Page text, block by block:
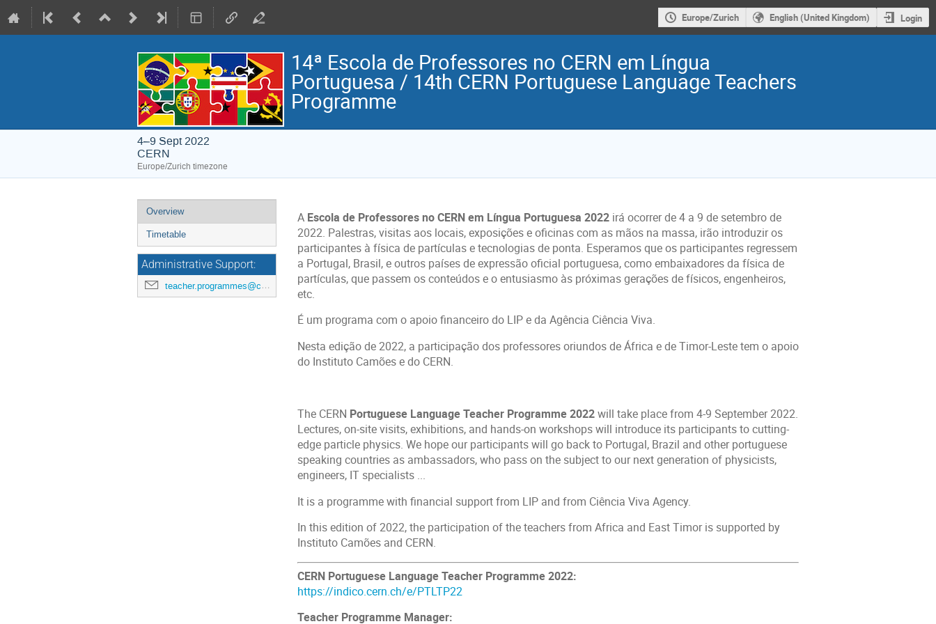
Europe/Zurich English (United Kingdom) Login
14ª Escola de Professores no CERN em Língua
Portuguesa / 14th CERN Portuguese Language Teachers
Programme
4–9 Sept 2022
CERN
Europe/Zurich timezone
Event
menu
Overview
Timetable
Administrative Support:
teacher.programmes@cern.ch
A Escola de Professores no CERN em Língua Portuguesa 2022 irá ocorrer de 4 a 9 de setembro de
2022. Palestras, visitas aos locais, exposições e oficinas com as mãos na massa, irão introduzir os
participantes à física de partículas e tecnologias de ponta. Esperamos que os participantes regressem
a Portugal, Brasil, e outros países de expressão oficial portuguesa, como embaixadores da física de
partículas, que passem os conteúdos e o entusiasmo às próximas gerações de físicos, engenheiros,
etc.
É um programa com o apoio financeiro do LIP e da Agência Ciência Viva.
Nesta edição de 2022, a participação dos professores oriundos de África e de Timor-Leste tem o apoio
do Instituto Camões e do CERN.
The CERN Portuguese Language Teacher Programme 2022will take place from 4-9 September 2022.
Lectures, on-site visits, exhibitions, and hands-on workshops will introduce its participants to cutting-
edge particle physics. We hope our participants will go back to Portugal, Brazil and other portuguese
speaking countries as ambassadors, who pass on the subject to our next generation of physicists,
engineers, IT specialists ...
It is a programme with financial support from LIP and from Ciência Viva Agency.
In this edition of 2022, the participation of the teachers from Africa and East Timor is supported by
Instituto Camões and CERN.
CERN Portuguese Language Teacher Programme 2022:
https://indico.cern.ch/e/PTLTP22
Teacher Programme Manager: